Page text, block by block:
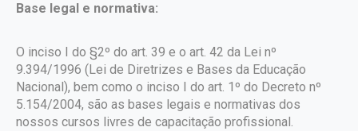
Base legal e normativa:
O inciso I do §2º do art. 39 e o art. 42 da Lei nº
9.394/1996 (Lei de Diretrizes e Bases da Educação
Nacional), bem como o inciso I do art. 1º do Decreto nº
5.154/2004, são as bases legais e normativas dos
nossos cursos livres de capacitação profissional.